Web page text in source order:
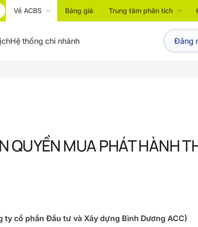
Về ACBS Bảng giá Trung tâm phân tích
Hệ thống chi nhánh Đăng
QUYỀN MUA PHÁT HÀNH
ty cổ phần Đầu tư và Xây dựng Bình Dương ACC)